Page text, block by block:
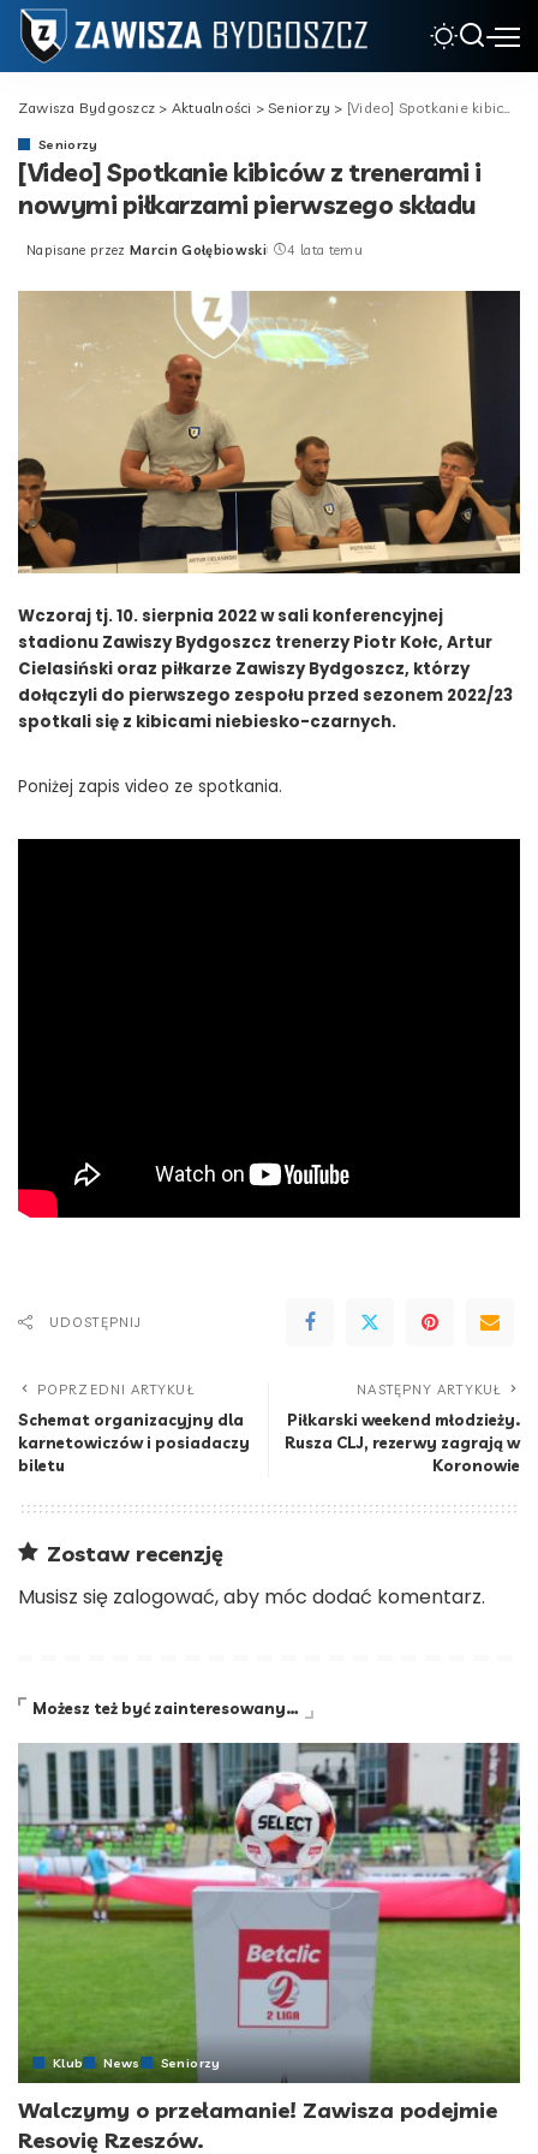
Zawisza Bydgoszcz > Aktualności >Seniorzy > [Video] Spotkanie kibiców z trenerami i nowymi piłkarzami pierwszego składu
Seniorzy
[Video] Spotkanie kibiców z trenerami i
nowymi piłkarzami pierwszego składu
Posted
Napisane przez Marcin Gołębiowski 4 lata temu
Wczoraj tj. 10. sierpnia 2022 w sali konferencyjnej
stadionu Zawiszy Bydgoszcz trenerzy Piotr Kołc, Artur
Cielasiński oraz piłkarze Zawiszy Bydgoszcz, którzy
dołączyli do pierwszego zespołu przed sezonem 2022/23
spotkali się z kibicami niebiesko-czarnych.
Poniżej zapis video ze spotkania.
UDOSTĘPNIJ
POPRZEDNI ARTYKUŁ
Schemat organizacyjny dla
karnetowiczów i posiadaczy
biletu
NASTĘPNY ARTYKUŁ
Piłkarski weekend młodzieży.
Rusza CLJ, rezerwy zagrają w
Koronowie
Zostaw recenzję
Musisz się zalogować, aby móc dodać komentarz.
Możesz też być zainteresowany…
Klub News Seniorzy
Walczymy o przełamanie! Zawisza podejmie
Resovię Rzeszów.